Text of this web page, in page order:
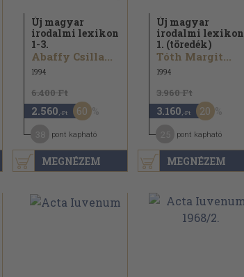
MEGNÉZEM
Új magyar
irodalmi lexikon
1-3.
Abaffy Csilla...
1994
6.400 Ft
2.560 ,-Ft 60
pont kapható
MEGNÉZEM
Új magyar
irodalmi lexikon
1. (töredék)
Tóth Margit...
1994
3.960 Ft
3.160 ,-Ft 20
pont kapható